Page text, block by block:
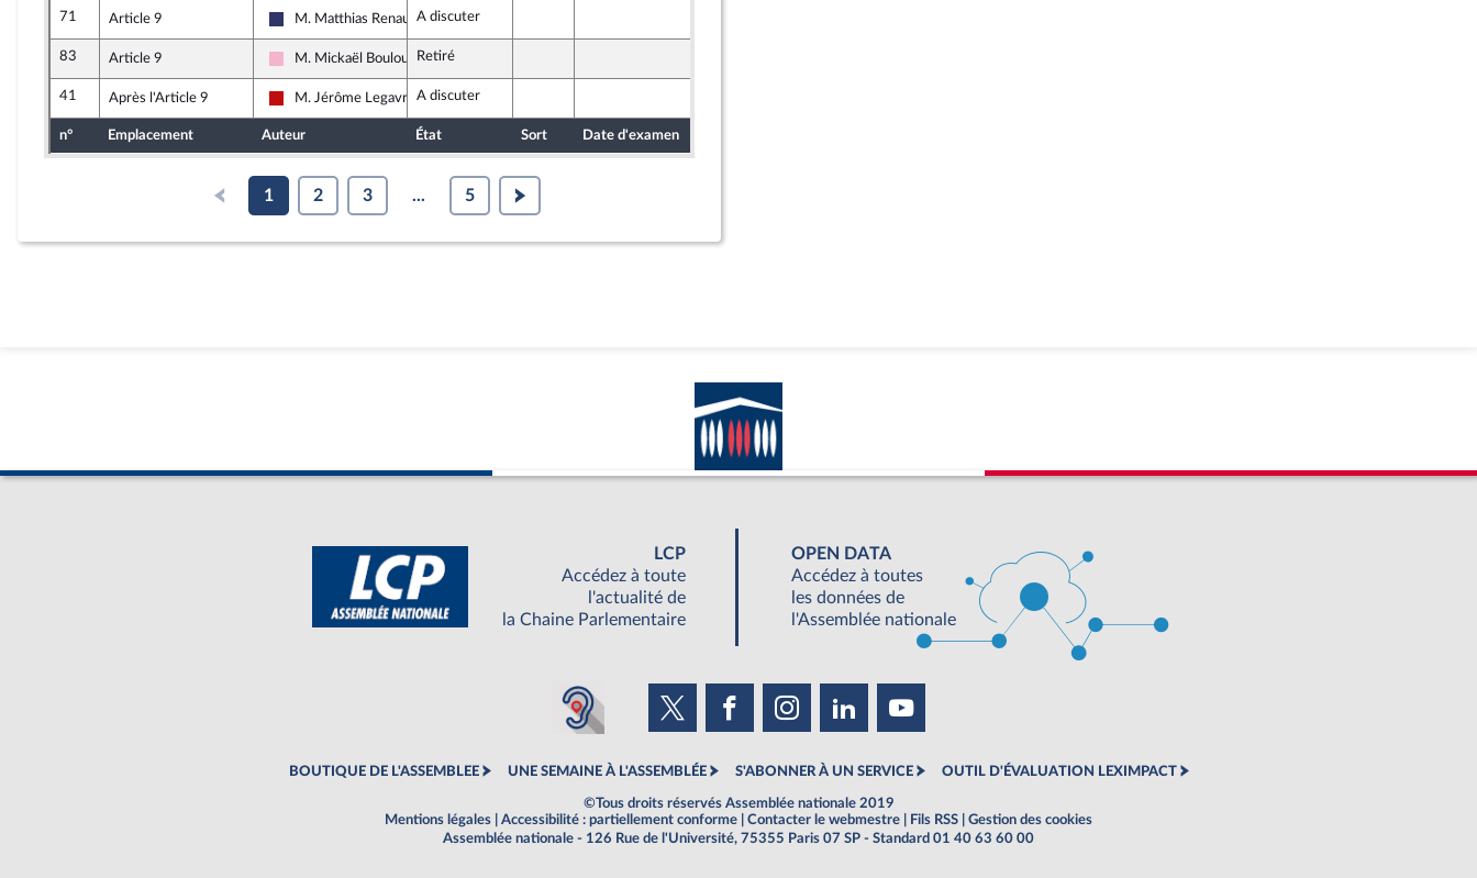
71 Article 9
Rassemblement National
M. Matthias RenaultA discuter
83 Article 9
Socialistes et apparentés
M. Mickaël Bouloux Retiré
41 Après l'Article 9
La France insoumise - Nouveau Front Populaire
M. Jérôme Legavre A discuter
n° Emplacement Auteur État Sort Date d'examen
1 2 3 ... 5
LCP
Accédez à toute
l'actualité de
la Chaine Parlementaire
OPEN DATA
Accédez à toutes
les données de
l'Assemblée nationale
BOUTIQUE DE L'ASSEMBLEE UNE SEMAINE À L'ASSEMBLÉE S'ABONNER À UN SERVICE OUTIL D'ÉVALUATION LEXIMPACT
©Tous droits réservés Assemblée nationale 2019
Mentions légales
Accessibilité : partiellement conforme Contacter le webmestre Fils RSS
Gestion des cookies
Assemblée nationale - 126 Rue de l'Université, 75355 Paris 07 SP - Standard 01 40 63 60 00